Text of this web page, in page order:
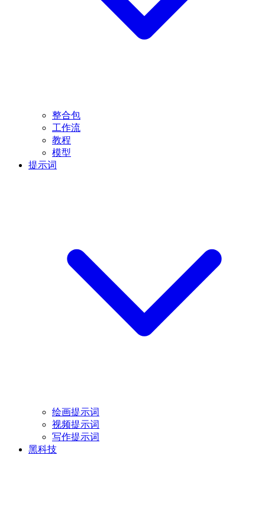
整合包
工作流
教程
模型
提示词
绘画提示词
视频提示词
写作提示词
黑科技